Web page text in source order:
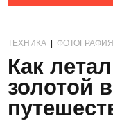
ТЕХНИКА |ФОТОГРАФИЯ
Как
золотой